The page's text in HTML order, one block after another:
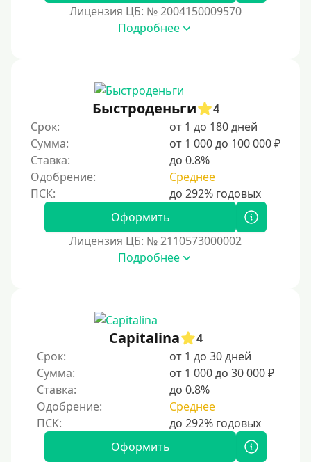
Лицензия ЦБ: № 2004150009570
Подробнее
Быстроденьги
4
Срок:
от 1 до 180 дней
Сумма:
от 1 000 до 100 000 ₽
Ставка:
до 0.8%
Одобрение:
Среднее
Оформить
Лицензия ЦБ: № 2110573000002
Подробнее
Capitalina
4
Срок:
от 1 до 30 дней
Сумма:
от 1 000 до 30 000 ₽
Ставка:
до 0.8%
Одобрение:
Среднее
Оформить